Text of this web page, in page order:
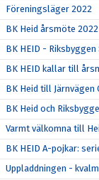
Föreningsläger 2022
BK Heid årsmöte
BK HEID -
BK HEID kallar till
BK Heid till Järnvägen
BK Heid och
Varmt välkomna till
BK HEID A-pojkar:
Uppladdningen -